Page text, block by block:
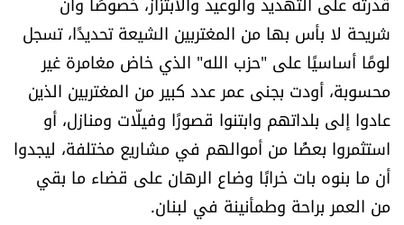
صحّة وصحن
الرياضة
منوّعات
حظّك اليوم
شريحة لا بأس بها من المغتربين الشيعة تحديدًا، تسجل
لومًا أساسيًا على "حزب الله" الذي خاض مغامرة غير
محسوبة، أودت بجنى عمر عدد كبير من المغتربين الذين
عادوا إلى بلداتهم وابتنوا قصورًا وفيلّات ومنازل، أو
استثمروا بعضًا من أموالهم في مشاريع مختلفة، ليجدوا
أن ما بنوه بات خرابًا وضاع الرهان على قضاء ما بقي
من العمر براحة وطمأنينة في لبنان.